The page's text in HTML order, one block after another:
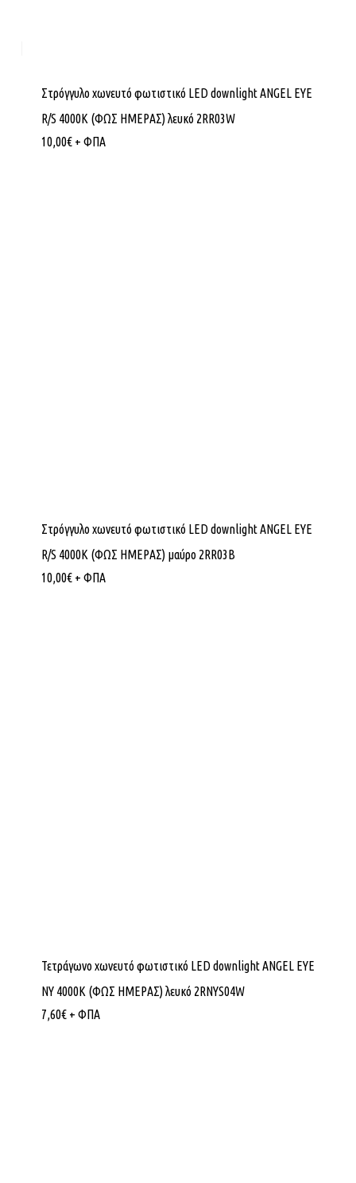
Στρόγγυλο χωνευτό φωτιστικό LED downlight ANGEL EYE
R/S 4000K (ΦΩΣ ΗΜΕΡΑΣ) λευκό 2RR03W
10,00€ + ΦΠΑ
Στρόγγυλο χωνευτό φωτιστικό LED downlight ANGEL EYE
R/S 4000K (ΦΩΣ ΗΜΕΡΑΣ) μαύρο 2RR03B
10,00€ + ΦΠΑ
Τετράγωνο χωνευτό φωτιστικό LED downlight ANGEL EYE
NY 4000K (ΦΩΣ ΗΜΕΡΑΣ) λευκό 2RNYS04W
7,60€ + ΦΠΑ